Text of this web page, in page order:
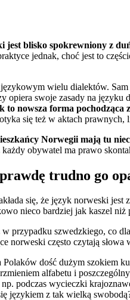
blisko spokrewniony z
jednak, choć jest to
wielu dialektów.
swoje zasady na
to nowsza forma pochodząca
się też w aktach
Norwegii mają tu
obywatel ma prawo
trudno go
się, że język norweski
nieco bardziej jak kaszel niż
przypadku szwedzkiego, co
norweski często czytają słowa
dość dużym szokiem
alfabetu i
np. podczas wycieczki
językiem z tak wielką